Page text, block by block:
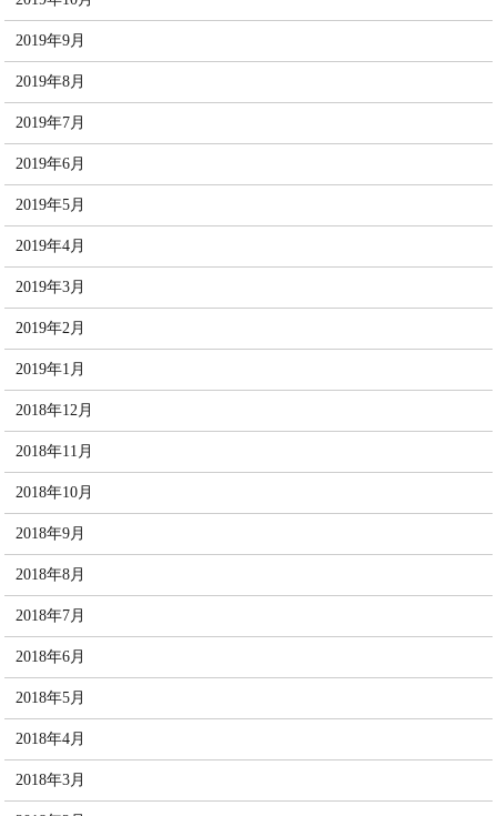
2019年9月
2019年8月
2019年7月
2019年6月
2019年5月
2019年4月
2019年3月
2019年2月
2019年1月
2018年12月
2018年11月
2018年10月
2018年9月
2018年8月
2018年7月
2018年6月
2018年5月
2018年4月
2018年3月